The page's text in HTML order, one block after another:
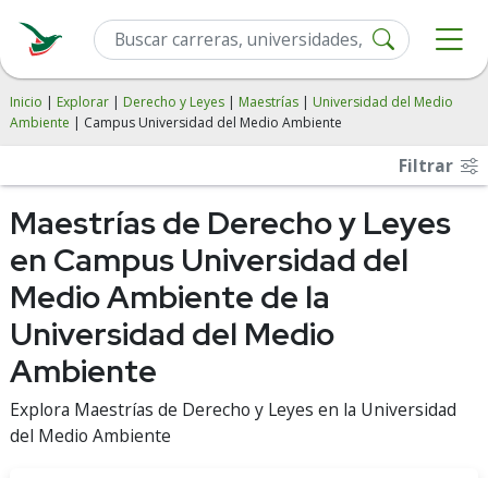
Inicio | Explorar | Derecho y Leyes | Maestrías | Universidad del Medio
Ambiente | Campus Universidad del Medio Ambiente
Filtrar
Maestrías de Derecho y Leyes
en Campus Universidad del
Medio Ambiente de la
Universidad del Medio
Ambiente
Explora Maestrías de Derecho y Leyes en la Universidad
del Medio Ambiente